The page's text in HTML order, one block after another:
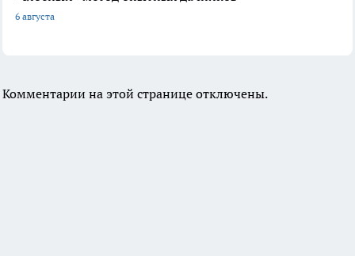
6 августа
Комментарии на этой странице отключены.